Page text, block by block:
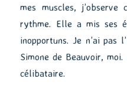
mes muscles,
rythme. Elle a mis ses
inopportuns. Je n’ai pas
Simone de Beauvoir,
célibataire.